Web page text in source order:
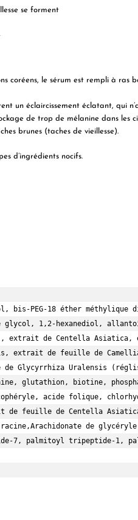
se forment
coréens, le sérum est rempli à ras
un éclaircissement éclatant, qui
de trop de mélanine dans les
brunes (taches de vieillesse).
d’ingrédients nocifs.
bis-PEG-18 éther
glycol, 1,2-hexanediol,
de Centella Asiatica,
extrait de feuille de
de Glycyrrhiza Uralensis
glutathion, biotine,
acide folique,
de feuille de Centella
de
7, palmitoyl tripeptide-1,